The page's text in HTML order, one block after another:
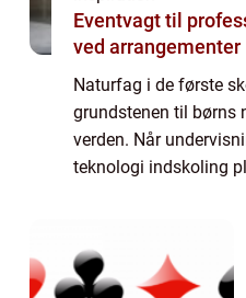
Eventvagt til
ved arrangementer
Naturfag i de første
grundstenen til børns
verden. Når
teknologi indskoling
materialer, får
og mod på a...